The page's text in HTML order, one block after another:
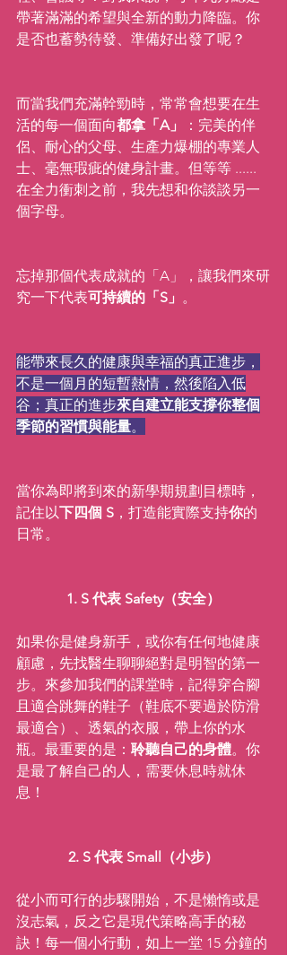
帶著滿滿的希望與全新的動力降臨。你
是否也蓄勢待發、準備好出發了呢？
而當我們充滿幹勁時，常常會想要在生
活的每一個面向都拿「A」
：完美的伴
侶、耐心的父母、生產力爆棚的專業人
士、毫無瑕疵的健身計畫。但等等 ......
在全力衝刺之前，我先想和你談談另一
個字母。
忘掉那個代表成就的「A」，讓我們來研
究一下代表可持續的「S」 。
能帶來長久的健康與幸福的真正進步，
不是一個月的短暫熱情，然後陷入低
谷；真正的進步來自建立能支撐你整個
季節的習慣與能量。
當你為即將到來的新學期規劃目標時，
記住以下四個 S ，打造能實際支持你的
日常。
1. S 代表 Safety（安全）
如果你是健身新手，或你有任何地健康
顧慮，先找醫生聊聊絕對是明智的第一
步。來參加我們的課堂時，記得穿合腳
且適合跳舞的鞋子（鞋底不要過於防滑
最適合）、透氣的衣服，帶上你的水
瓶。最重要的是： 聆聽自己的身體。你
是最了解自己的人，需要休息時就休
息！
2. S 代表 Small（小步）
從小而可行的步驟開始，不是懶惰或是
沒志氣，反之它是現代策略高手的秘
訣！每一個小行動，如上一堂 15 分鐘的